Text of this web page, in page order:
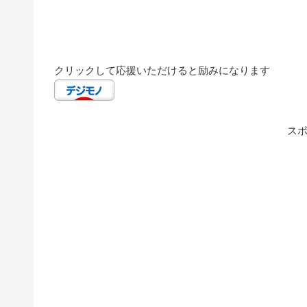
クリックして応援いただけると励みになります
ス